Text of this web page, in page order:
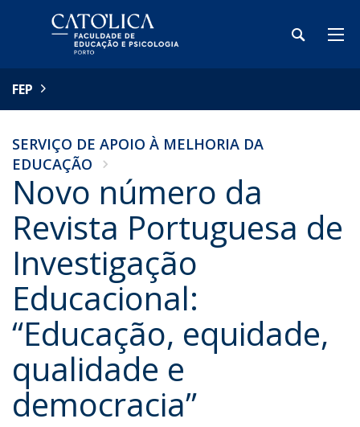
FEP
SERVIÇO DE APOIO À MELHORIA DA
EDUCAÇÃO
Novo número da
Revista Portuguesa de
Investigação
Educacional:
“Educação, equidade,
qualidade e
democracia”